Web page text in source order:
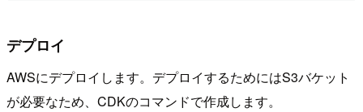
デプロイ
AWSにデプロイします。デプロイするためにはS3バケット
が必要なため、CDKのコマンドで作成します。